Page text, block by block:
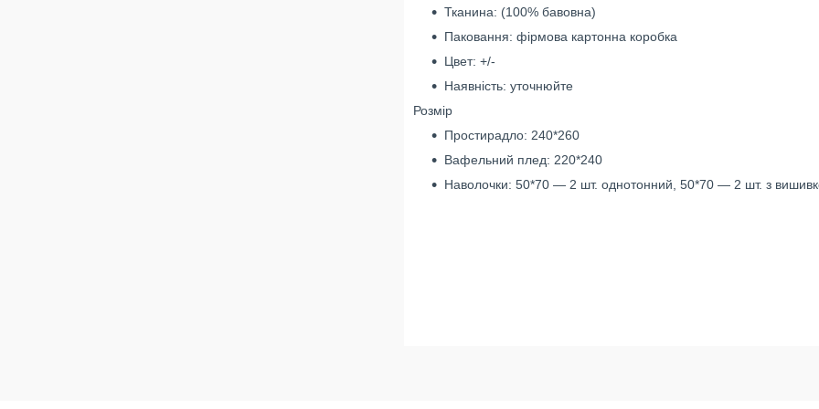
Тканина: (100% бавовна)
Паковання: фірмова картонна коробка
Цвет: +/-
Наявність: уточнюйте
Розмір
Простирадло: 240*260
Вафельний плед: 220*240
Наволочки: 50*70 — 2 шт. однотонний, 50*70 — 2 шт. з